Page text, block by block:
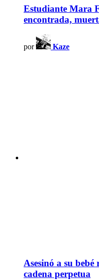
Estudiante Mara
encontrada,
por Kaze
Asesinó a su
cadena perpetua